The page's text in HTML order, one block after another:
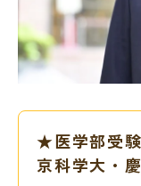
★医学部受
京科学大・